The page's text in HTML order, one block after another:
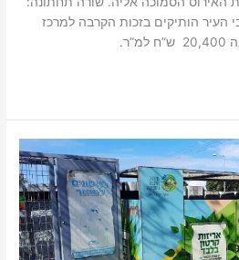
העיר הותיקים בזכות הקרבה למרכז